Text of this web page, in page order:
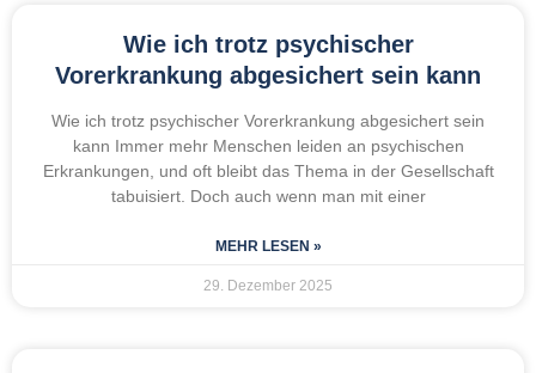
Wie ich trotz psychischer
Vorerkrankung abgesichert sein kann
Wie ich trotz psychischer Vorerkrankung abgesichert sein
kann Immer mehr Menschen leiden an psychischen
Erkrankungen, und oft bleibt das Thema in der Gesellschaft
tabuisiert. Doch auch wenn man mit einer
MEHR LESEN »
29. Dezember 2025